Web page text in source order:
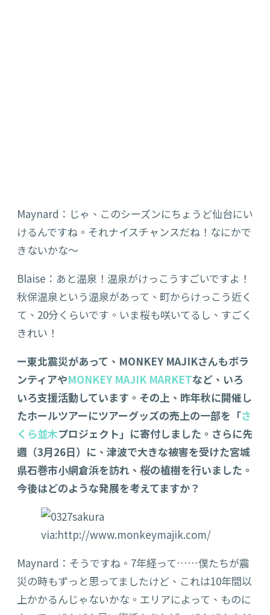
Maynard：じゃ、このシーズンにちょうど仙台にい
けるんですね。それナイスチャンスだね！なにかで
きないかな～
Blaise：あと温泉！温泉がけっこうすごいですよ！
秋保温泉という温泉があって、町からけっこう近く
て、20分くらいです。いま桜も咲いてるし、すごく
きれい！
ー東北震災があって、MONKEY MAJIKさんもボラ
ンティアやMONKEY MAJIK MARKETなど、いろ
いろ支援活動しています。その上、昨年秋に開催し
たホールツアーにツアーグッズの売上の一部を「さ
くら並木プロジェクト」に寄付しました。さらに先
週（3月26日）に、津波で大きな被害を受けた宮城
県石巻市小網倉浜を訪れ、桜の植樹を行いました。
今後はどのような発展を考えてますか？
via:http://www.monkeymajik.com/
Maynard：そうですね。7年経って……僕たちが震
災の時もずっと思ってましたけど、これは10年間以
上かかるんじゃないかな。エリアによって、ものに